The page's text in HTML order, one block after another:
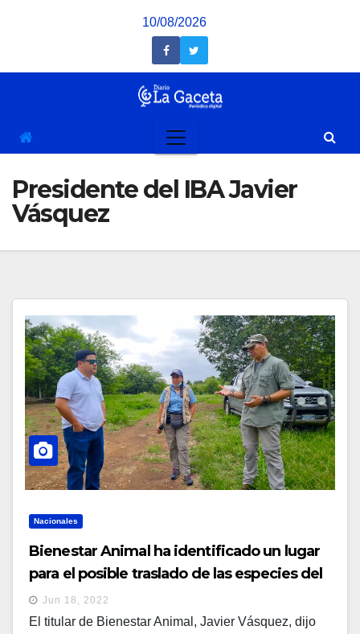
10/08/2026
Presidente del IBA Javier
Vásquez
Nacionales
Bienestar Animal ha identificado un lugar
para el posible traslado de las especies del
ex-Zoológico
Jun 18, 2022
El titular de Bienestar Animal, Javier Vásquez, dijo